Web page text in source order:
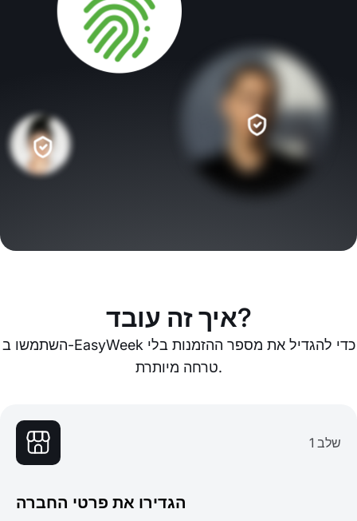
איך זה עובד?
השתמשו ב-EasyWeek כדי להגדיל את מספר ההזמנות בלי
טרחה מיותרת.
שלב 1
הגדירו את פרטי החברה